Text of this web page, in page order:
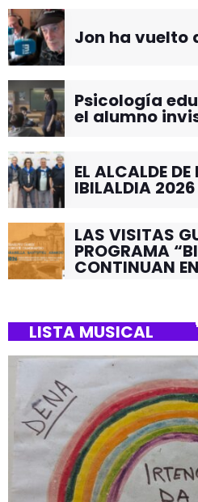
Jon ha vuelto
Psicología
el alumno
EL ALCALDE
IBILALDIA 2026
LAS VISITAS
PROGRAMA
CONTINUAN
LISTA MUSICAL